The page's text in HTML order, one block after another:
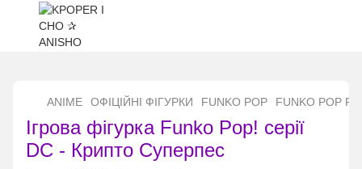
ANIME ОФІЦІЙНІ ФІГУРКИ FUNKO POP FUNKO POP
Ігрова фігурка Funko Pop! серії
DC - Крипто Суперпес